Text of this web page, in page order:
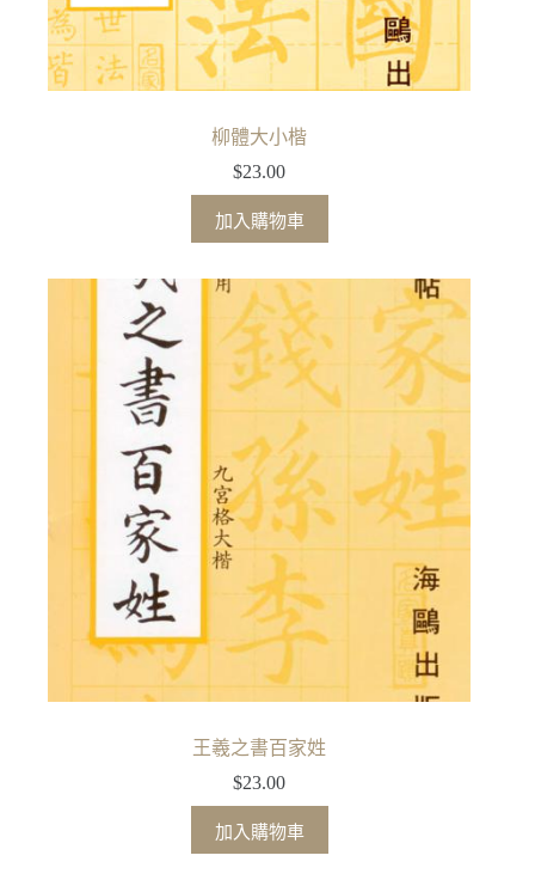
柳體大小楷
$23.00
加入購物車
王羲之書百家姓
$23.00
加入購物車